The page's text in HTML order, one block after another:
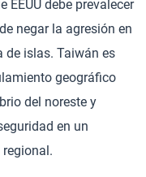
EEUU debe prevalecer
negar la agresión en
de islas. Taiwán es
geográfico
del noreste y
en un